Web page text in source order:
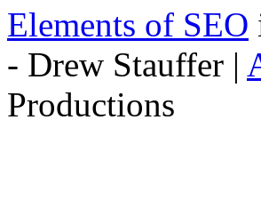
Elements of SEO
- Drew Stauffer |
Productions